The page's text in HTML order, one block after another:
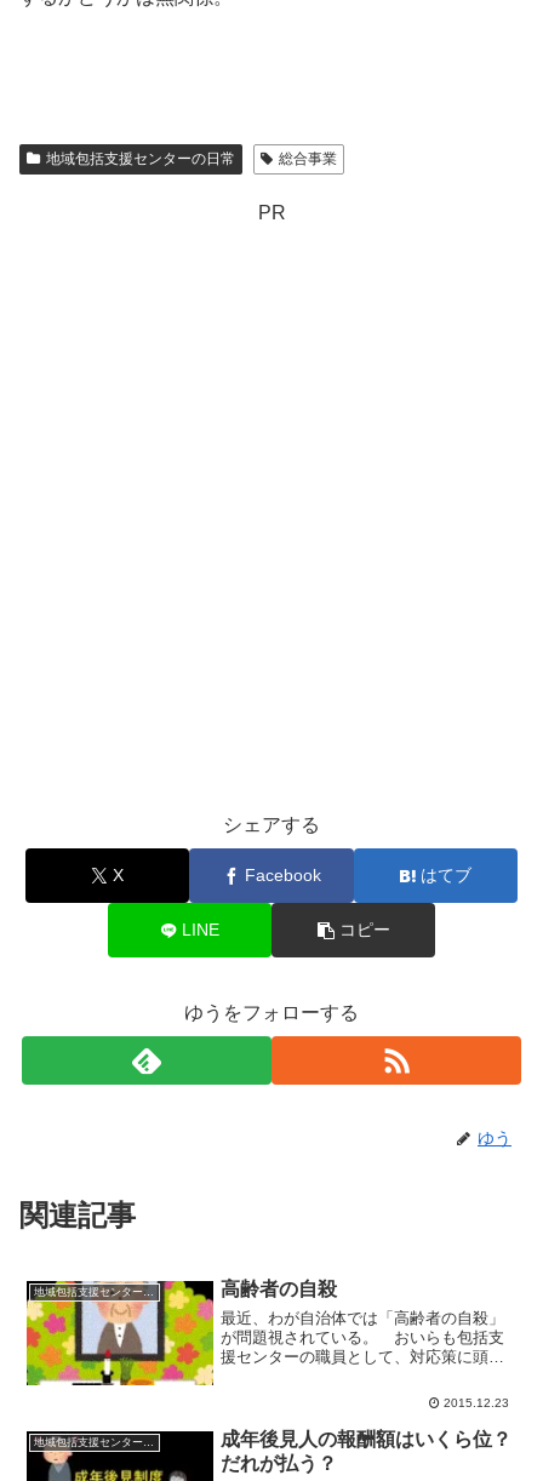
地域包括支援センターの日常 総合事業
PR
シェアする
X Facebook はてブ
LINE コピー
ゆうをフォローする
ゆう
関連記事
高齢者の自殺
最近、わが自治体では「高齢者の自殺」
が問題視されている。 おいらも包括支
援センターの職員として、対応策に頭を
本人の自由でしょ」 おいらもそう思わ
は若者の自殺と違って考え...
2015.12.23
成年後見人の報酬額はいくら位？
だれが払う？